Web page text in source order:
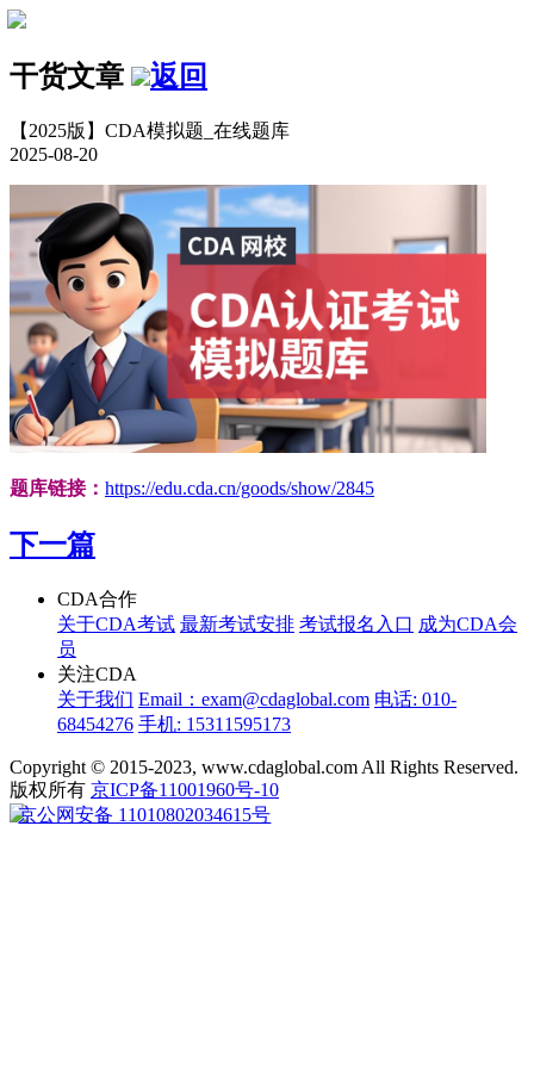
干货文章 返回
【2025版】CDA模拟题_在线题库
2025-08-20
题库链接： https://edu.cda.cn/goods/show/2845
下一篇
CDA合作
关于CDA考试 最新考试安排 考试报名入口 成为CDA会
员
关注CDA
关于我们 Email：exam@cdaglobal.com 电话: 010-
68454276 手机: 15311595173
Copyright © 2015-2023, www.cdaglobal.com All Rights Reserved.
版权所有 京ICP备11001960号-10
京公网安备 11010802034615号